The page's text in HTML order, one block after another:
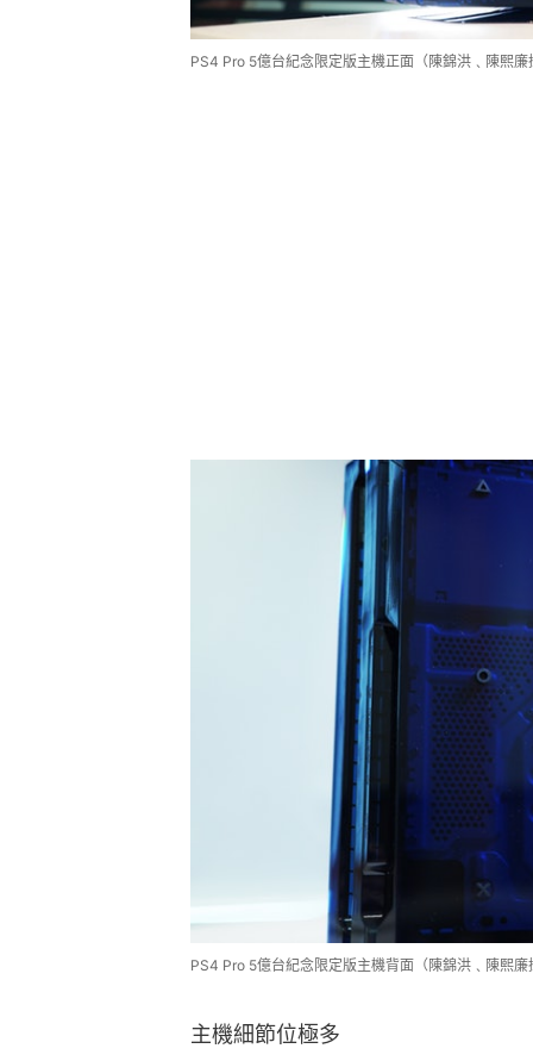
PS4 Pro 5億台紀念限定版主機正面（陳錦洪﹑陳熙廉
PS4 Pro 5億台紀念限定版主機背面（陳錦洪﹑陳熙廉
主機細節位極多